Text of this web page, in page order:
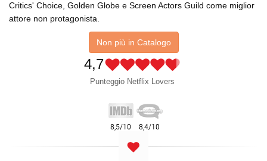
Critics' Choice, Golden Globe e Screen Actors Guild come miglior
attore non protagonista.
Non più in Catalogo
4,7
Punteggio Netflix Lovers